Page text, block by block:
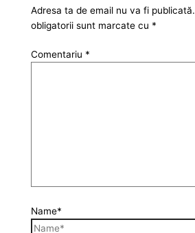
Adresa ta de email nu va fi publicată.
obligatorii sunt marcate cu *
Comentariu *
Name*